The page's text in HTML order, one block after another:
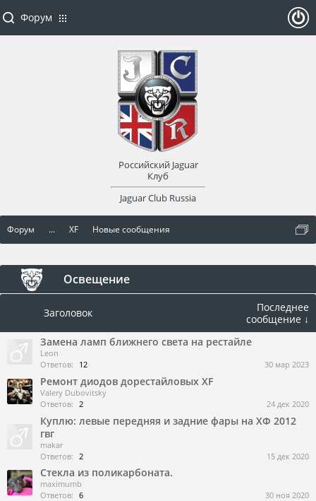
Форум ... XF Новые сообщения
Освещение
Заголовок
Последнее
сообщение ↓
Замена ламп ближнего света на рестайле
Leon
Ответов:
12 30 мар 2023
Ремонт диодов дорестайловых XF
Valery Dubovitsky
Ответов: 2 24 дек 2020
Куплю: левые передняя и задние фары на ХФ 2012
гвг
makar
Ответов: 2 15 дек 2020
Стекла из поликарбоната.
maximumb
Ответов: 6 30 ноя 2020
Форум
Российский Jaguar
Клуб
Jaguar Club Russia
оват